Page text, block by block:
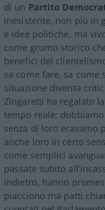
di un Partito
inesistente, non più in
e idee politiche, ma
come grumo storico
benefici del
sa come fare, sa come
situazione diventa
Zingaretti ha regalato
tempo reale:
senza di loro eravamo
anche loro in certo
come semplici
passate subito
indietro, hanno
piacciono ma patti